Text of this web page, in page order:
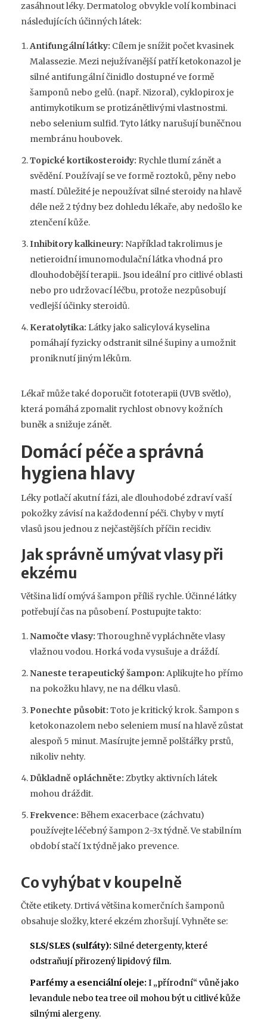
zasáhnout léky. Dermatolog obvykle volí kombinaci
následujících účinných látek:
Antifungální látky: Cílem je snížit počet kvasinek
Malassezie. Mezi nejužívanější patříketokonazolje
silné antifungální činidlo dostupné ve formě
šamponů nebo gelů. (např. Nizoral), cyklopiroxje
antimykotikum se protizánětlivými vlastnostmi.
nebo selenium sulfid. Tyto látky narušují buněčnou
membránu houbovek.
Topické kortikosteroidy: Rychle tlumí zánět a
svědění. Používají se ve formě roztoků, pěny nebo
mastí. Důležité je nepoužívat silné steroidy na hlavě
déle než 2 týdny bez dohledu lékaře, aby nedošlo ke
ztenčení kůže.
Inhibitory kalkineury: Napříkladtakrolimusje
netieroidní imunomodulační látka vhodná pro
dlouhodobější terapii.. Jsou ideální pro citlivé oblasti
nebo pro udržovací léčbu, protože nezpůsobují
vedlejší účinky steroidů.
Keratolytika: Látky jako salicylová kyselina
pomáhají fyzicky odstranit silné šupiny a umožnit
proniknutí jiným lékům.
Lékař může také doporučit fototerapii (UVB světlo),
která pomáhá zpomalit rychlost obnovy kožních
buněk a snižuje zánět.
Domácí péče a správná
hygiena hlavy
Léky potlačí akutní fázi, ale dlouhodobé zdraví vaší
pokožky závisí na každodenní péči. Chyby v mytí
vlasů jsou jednou z nejčastějších příčin recidiv.
Jak správně umývat vlasy při
ekzému
Většina lidí omývá šampon příliš rychle. Účinné látky
potřebují čas na působení. Postupujte takto:
Namočte vlasy: Thoroughně vypláchněte vlasy
vlažnou vodou. Horká voda vysušuje a dráždí.
Naneste terapeutický šampon: Aplikujte ho přímo
na pokožku hlavy, ne na délku vlasů.
Ponechte působit: Toto je kritický krok. Šampon s
ketokonazolem nebo seleniem musí na hlavě zůstat
alespoň 5 minut. Masírujte jemně polštářky prstů,
nikoliv nehty.
Důkladně opláchněte: Zbytky aktivních látek
mohou dráždit.
Frekvence: Během exacerbace (záchvatu)
používejte léčebný šampon 2-3x týdně. Ve stabilním
období stačí 1x týdně jako prevence.
Co vyhýbat v koupelně
Čtěte etikety. Drtivá většina komerčních šamponů
obsahuje složky, které ekzém zhoršují. Vyhněte se:
SLS/SLES (sulfáty): Silné detergenty, které
odstraňují přirozený lipidový film.
Parfémy a esenciální oleje: I „přírodní“ vůně jako
levandule nebo tea tree oil mohou být u citlivé kůže
silnými alergeny.